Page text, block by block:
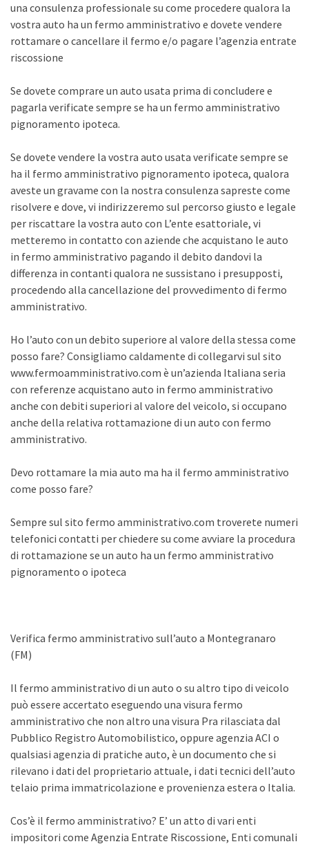
una consulenza professionale su come procedere qualora la
vostra auto ha un fermo amministrativo e dovete vendere
rottamare o cancellare il fermo e/o pagare l’agenzia entrate
riscossione
Se dovete comprare un auto usata prima di concludere e
pagarla verificate sempre se ha un fermo amministrativo
pignoramento ipoteca.
Se dovete vendere la vostra auto usata verificate sempre se
ha il fermo amministrativo pignoramento ipoteca, qualora
aveste un gravame con la nostra consulenza sapreste come
risolvere e dove, vi indirizzeremo sul percorso giusto e legale
per riscattare la vostra auto con L’ente esattoriale, vi
metteremo in contatto con aziende che acquistano le auto
in fermo amministrativo pagando il debito dandovi la
differenza in contanti qualora ne sussistano i presupposti,
procedendo alla cancellazione del provvedimento di fermo
amministrativo.
Ho l’auto con un debito superiore al valore della stessa come
posso fare? Consigliamo caldamente di collegarvi sul sito
www.fermoamministrativo.com è un’azienda Italiana seria
con referenze acquistano auto in fermo amministrativo
anche con debiti superiori al valore del veicolo, si occupano
anche della relativa rottamazione di un auto con fermo
amministrativo.
Devo rottamare la mia auto ma ha il fermo amministrativo
come posso fare?
Sempre sul sito fermo amministrativo.com troverete numeri
telefonici contatti per chiedere su come avviare la procedura
di rottamazione se un auto ha un fermo amministrativo
pignoramento o ipoteca
Verifica fermo amministrativo sull’auto a Montegranaro
(FM)
Il fermo amministrativo di un auto o su altro tipo di veicolo
può essere accertato eseguendo una visura fermo
amministrativo che non altro una visura Pra rilasciata dal
Pubblico Registro Automobilistico, oppure agenzia ACI o
qualsiasi agenzia di pratiche auto, è un documento che si
rilevano i dati del proprietario attuale, i dati tecnici dell’auto
telaio prima immatricolazione e provenienza estera o Italia.
Cos’è il fermo amministrativo? E’ un atto di vari enti
impositori come Agenzia Entrate Riscossione, Enti comunali